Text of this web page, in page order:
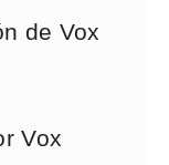
de Vox
Vox